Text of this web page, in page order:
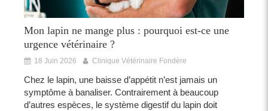
Mon lapin ne mange plus : pourquoi est-ce une
urgence vétérinaire ?
18 Juin 2026 Clinique Vétérinaire Fondère
Chez le lapin, une baisse d’appétit n’est jamais un
symptôme à banaliser. Contrairement à beaucoup
d’autres espèces, le système digestif du lapin doit